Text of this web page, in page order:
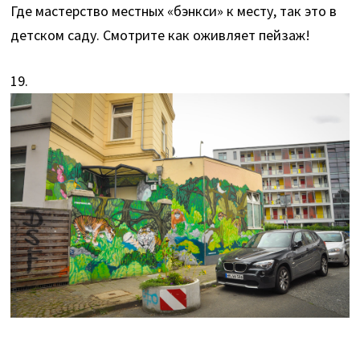
Где мастерство местных «бэнкси» к месту, так это в
детском саду. Смотрите как оживляет пейзаж!
19.